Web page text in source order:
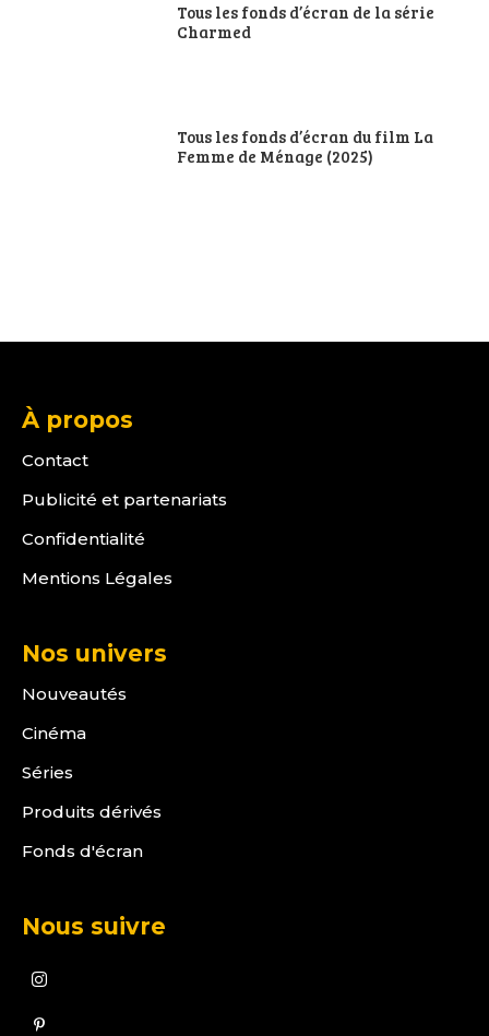
Tous les fonds d’écran de la série
Charmed
Tous les fonds d’écran du film La
Femme de Ménage (2025)
À propos
Contact
Publicité et partenariats
Confidentialité
Mentions Légales
Nos univers
Nouveautés
Cinéma
Séries
Produits dérivés
Fonds d'écran
Nous suivre